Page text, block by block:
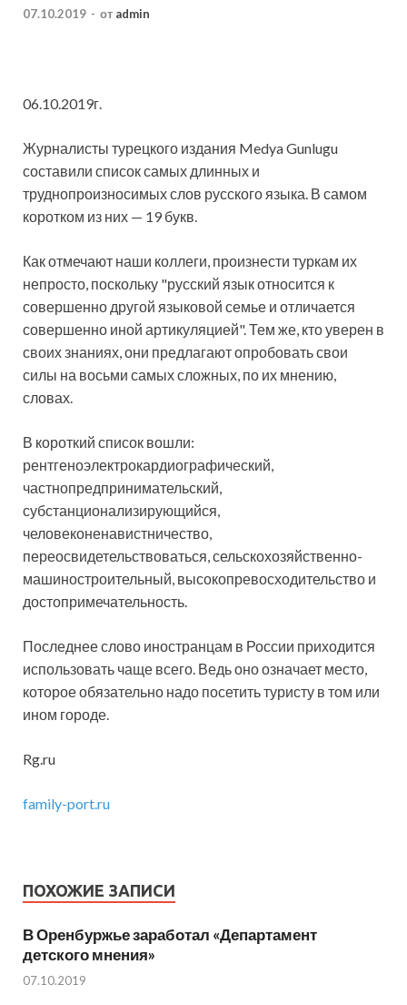
07.10.2019 - от admin
06.10.2019г.
Журналисты турецкого издания Medya Gunlugu
составили список самых длинных и
труднопроизносимых слов русского языка. В самом
коротком из них — 19 букв.
Как отмечают наши коллеги, произнести туркам их
непросто, поскольку "русский язык относится к
совершенно другой языковой семье и отличается
совершенно иной артикуляцией". Тем же, кто уверен в
своих знаниях, они предлагают опробовать свои
силы на восьми самых сложных, по их мнению,
словах.
В короткий список вошли:
рентгеноэлектрокардиографический,
частнопредпринимательский,
субстанционализирующийся,
человеконенавистничество,
переосвидетельствоваться, сельскохозяйственно-
машиностроительный, высокопревосходительство и
достопримечательность.
Последнее слово иностранцам в России приходится
использовать чаще всего. Ведь оно означает место,
которое обязательно надо посетить туристу в том или
ином городе.
Rg.ru
family-port.ru
ПОХОЖИЕ ЗАПИСИ
В Оренбуржье заработал «Департамент
детского мнения»
07.10.2019